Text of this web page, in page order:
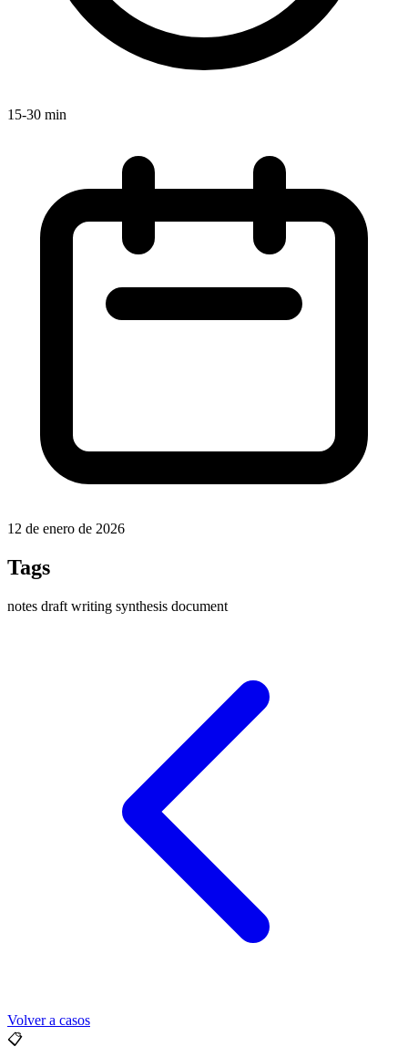
15-30 min
12 de enero de 2026
Tags
notes draft writing synthesis document
Volver a casos
📋